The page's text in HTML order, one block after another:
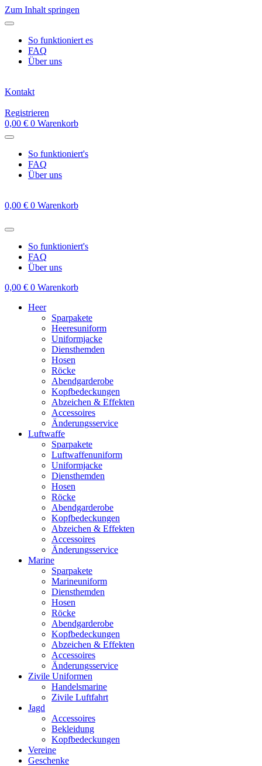
Zum Inhalt springen
So funktioniert es
FAQ
Über uns
Kontakt
Registrieren
0,00 € 0 Warenkorb
So funktioniert's
FAQ
Über uns
0,00 € 0 Warenkorb
So funktioniert's
FAQ
Über uns
0,00 € 0 Warenkorb
Heer
Sparpakete
Heeresuniform
Uniformjacke
Diensthemden
Hosen
Röcke
Abendgarderobe
Kopfbedeckungen
Abzeichen & Effekten
Accessoires
Änderungsservice
Luftwaffe
Sparpakete
Luftwaffenuniform
Uniformjacke
Diensthemden
Hosen
Röcke
Abendgarderobe
Kopfbedeckungen
Abzeichen & Effekten
Accessoires
Änderungsservice
Marine
Sparpakete
Marineuniform
Diensthemden
Hosen
Röcke
Abendgarderobe
Kopfbedeckungen
Abzeichen & Effekten
Accessoires
Änderungsservice
Zivile Uniformen
Handelsmarine
Zivile Luftfahrt
Jagd
Accessoires
Bekleidung
Kopfbedeckungen
Vereine
Geschenke